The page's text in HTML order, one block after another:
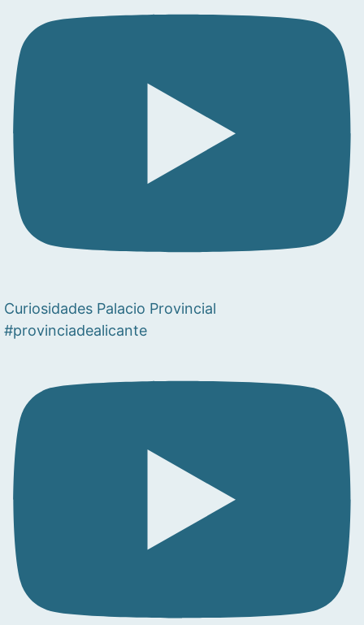
Curiosidades Palacio Provincial
#provinciadealicante